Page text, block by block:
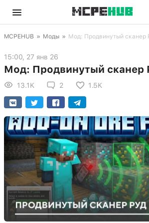
MCPEHUB » Моды » Мод: Продвинутый сканер
15:00, 27 янв 26
Мод: Продвинутый сканер
13.1K 2 1.5K